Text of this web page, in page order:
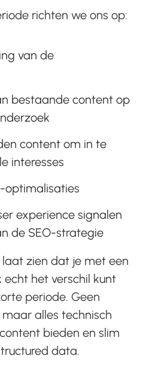
richten we ons op:
van de
bestaande content op
content om in te
interesses
optimalisaties
experience signalen
de SEO-strategie
zien dat je met een
het verschil kunt
periode. Geen
alles technisch
bieden en slim
data.